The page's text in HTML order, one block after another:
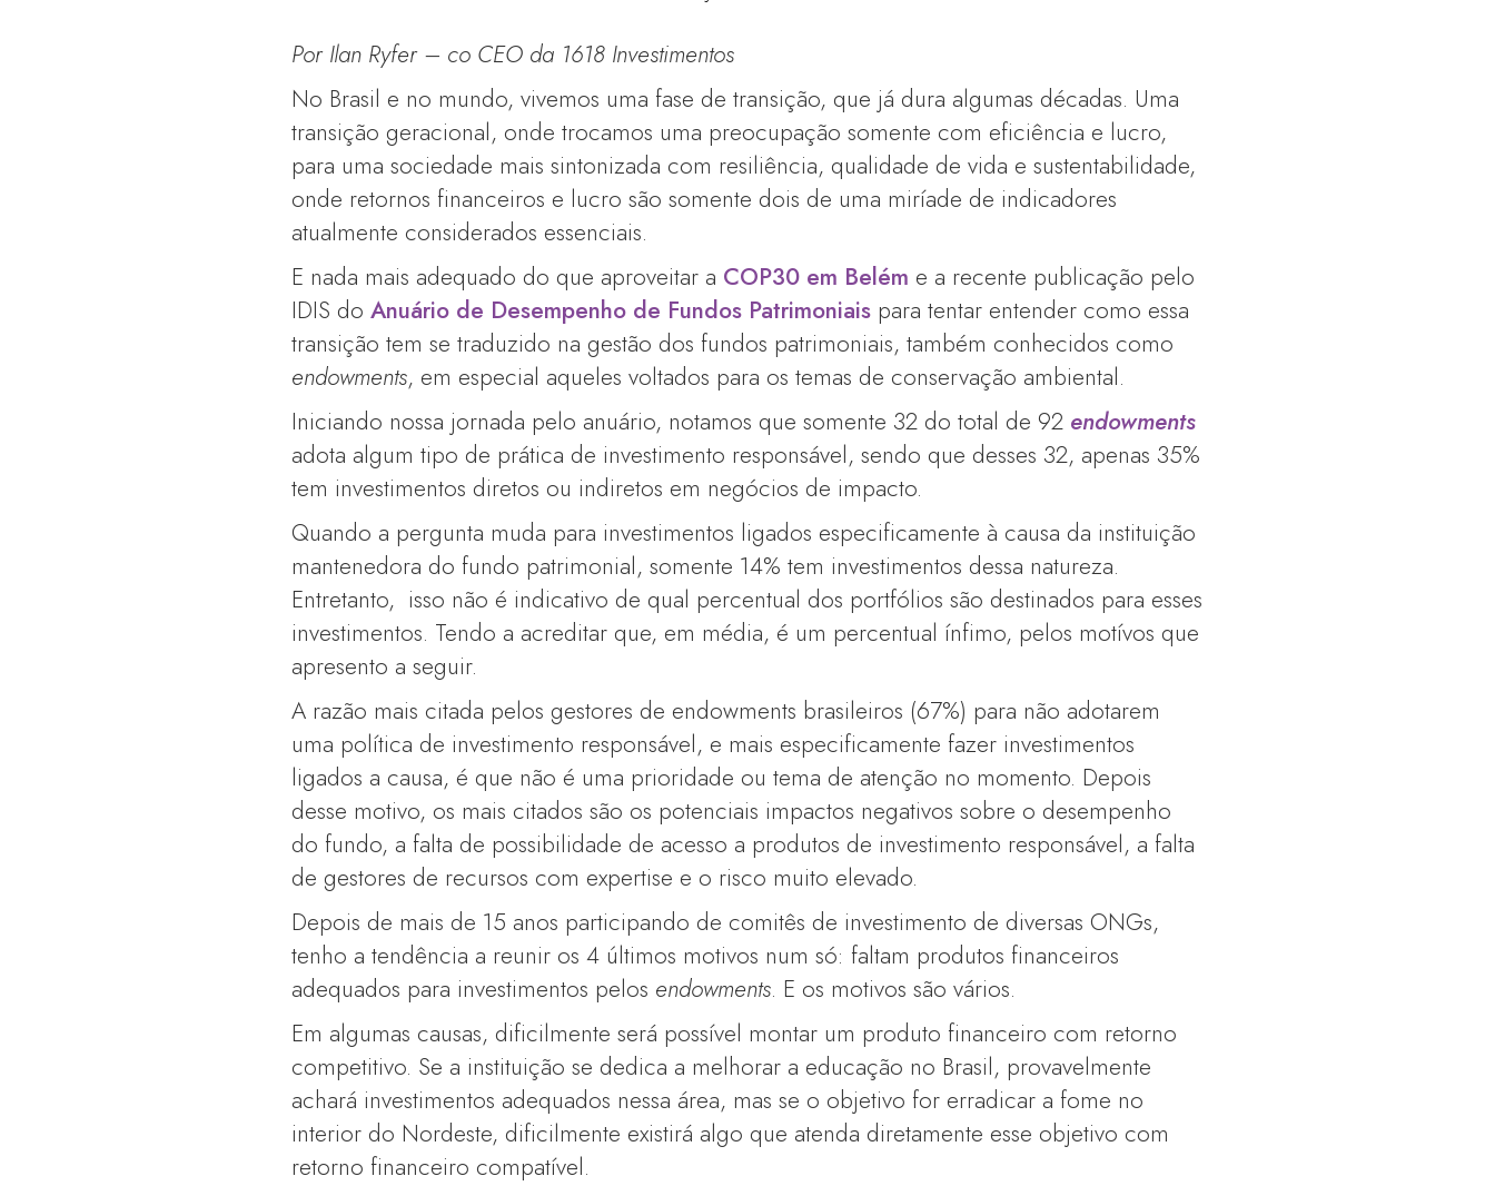
Por Ilan Ryfer – co CEO da 1618 Investimentos
No Brasil e no mundo, vivemos uma fase de transição, que já dura algumas décadas. Uma
transição geracional, onde trocamos uma preocupação somente com eficiência e lucro,
para uma sociedade mais sintonizada com resiliência, qualidade de vida e sustentabilidade,
onde retornos financeiros e lucro são somente dois de uma miríade de indicadores
atualmente considerados essenciais.
E nada mais adequado do que aproveitar a COP30 em Belém e a recente publicação pelo
IDIS doAnuário de Desempenho de Fundos Patrimoniais para tentar entender como essa
transição tem se traduzido na gestão dos fundos patrimoniais, também conhecidos como
endowments, em especial aqueles voltados para os temas de conservação ambiental.
Iniciando nossa jornada pelo anuário, notamos que somente 32 do total de 92 endowments
adota algum tipo de prática de investimento responsável, sendo que desses 32, apenas 35%
tem investimentos diretos ou indiretos em negócios de impacto.
Quando a pergunta muda para investimentos ligados especificamente à causa da instituição
mantenedora do fundo patrimonial, somente 14% tem investimentos dessa natureza.
Entretanto, isso não é indicativo de qual percentual dos portfólios são destinados para esses
investimentos. Tendo a acreditar que, em média, é um percentual ínfimo, pelos motívos que
apresento a seguir.
A razão mais citada pelos gestores de endowments brasileiros (67%) para não adotarem
uma política de investimento responsável, e mais especificamente fazer investimentos
ligados a causa, é que não é uma prioridade ou tema de atenção no momento. Depois
desse motivo, os mais citados são os potenciais impactos negativos sobre o desempenho
do fundo, a falta de possibilidade de acesso a produtos de investimento responsável, a falta
de gestores de recursos com expertise e o risco muito elevado.
Depois de mais de 15 anos participando de comitês de investimento de diversas ONGs,
tenho a tendência a reunir os 4 últimos motivos num só: faltam produtos financeiros
adequados para investimentos pelos endowments. E os motivos são vários.
Em algumas causas, dificilmente será possível montar um produto financeiro com retorno
competitivo. Se a instituição se dedica a melhorar a educação no Brasil, provavelmente
achará investimentos adequados nessa área, mas se o objetivo for erradicar a fome no
interior do Nordeste, dificilmente existirá algo que atenda diretamente esse objetivo com
retorno financeiro compatível.